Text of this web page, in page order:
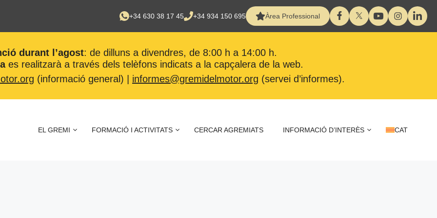
+34 630 38 17 45 +34 934 150 695 Àrea Professional
durant l’agost: de dilluns a divendres, de 8:00 h a 14:00 h.
es realitzarà a través dels telèfons indicats a la capçalera de la web.
(informació general) | informes@gremidelmotor.org (servei d’informes).
EL GREMI FORMACIÓ I ACTIVITATS CERCAR AGREMIATS INFORMACIÓ D’INTERÈS CAT